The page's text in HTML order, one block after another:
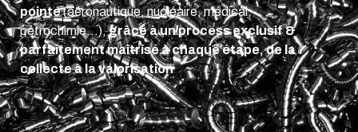
pointe(aéronautique, nucléaire, médical,
pétrochimie…),grâce à un process exclusif &
parfaitement maîtrisé à chaque étape, de la
collecte à la valorisation